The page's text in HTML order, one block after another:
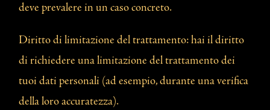
deve prevalere in un caso concreto.
Diritto di limitazione del trattamento: hai il diritto
di richiedere una limitazione del trattamento dei
tuoi dati personali (ad esempio, durante una verifica
della loro accuratezza).